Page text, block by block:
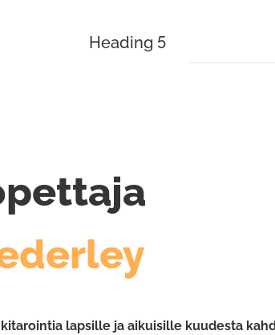
Heading 5
lapsille ja aikuisille kuudesta